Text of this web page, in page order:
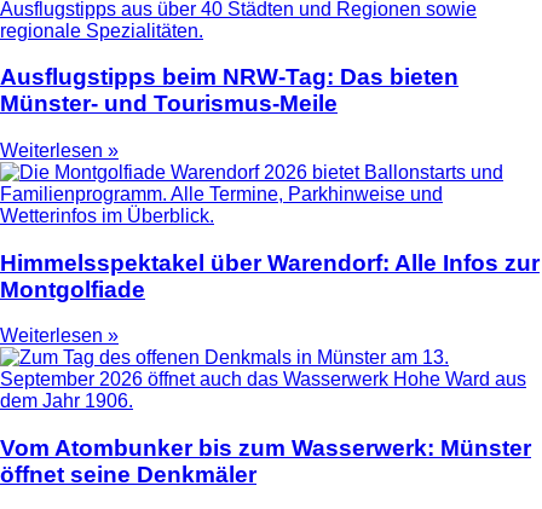
Ausflugstipps beim NRW-Tag: Das bieten
Münster- und Tourismus-Meile
Weiterlesen »
Himmelsspektakel über Warendorf: Alle Infos zur
Montgolfiade
Weiterlesen »
Vom Atombunker bis zum Wasserwerk: Münster
öffnet seine Denkmäler